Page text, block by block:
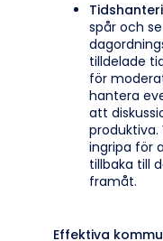
spår och
tilldelade
för
hantera
att
ingripa för
tillbaka till
framåt.
Effektiva